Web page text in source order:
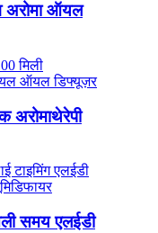
अरोमा ऑयल
अरोमाथेरेपी
समय एलईडी